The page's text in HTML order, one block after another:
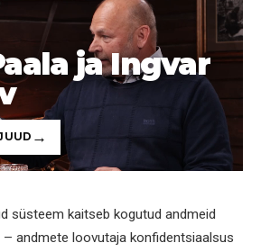
ja Ingvar
süsteem kaitseb kogutud andmeid
andmete loovutaja konfidentsiaalsus